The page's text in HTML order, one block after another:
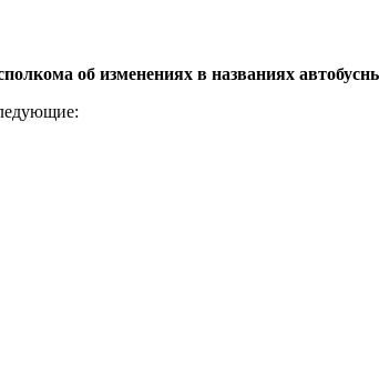
об изменениях в названиях